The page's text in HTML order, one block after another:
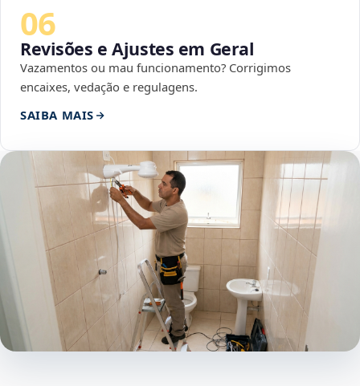
06
Revisões e Ajustes em Geral
Vazamentos ou mau funcionamento? Corrigimos
encaixes, vedação e regulagens.
SAIBA MAIS